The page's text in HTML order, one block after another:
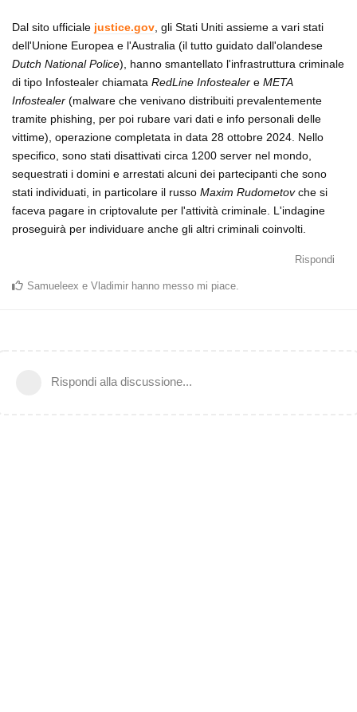
Dal sito ufficiale justice.gov, gli Stati Uniti assieme a vari stati
dell'Unione Europea e l'Australia (il tutto guidato dall'olandese
Dutch National Police), hanno smantellato l'infrastruttura criminale
di tipo Infostealer chiamata RedLine Infostealer e META
Infostealer (malware che venivano distribuiti prevalentemente
tramite phishing, per poi rubare vari dati e info personali delle
vittime), operazione completata in data 28 ottobre 2024. Nello
specifico, sono stati disattivati circa 1200 server nel mondo,
sequestrati i domini e arrestati alcuni dei partecipanti che sono
stati individuati, in particolare il russo Maxim Rudometovche si
faceva pagare in criptovalute per l'attività criminale. L'indagine
proseguirà per individuare anche gli altri criminali coinvolti.
Rispondi
Samueleex e Vladimir hanno messo mi piace.
Rispondi alla discussione...